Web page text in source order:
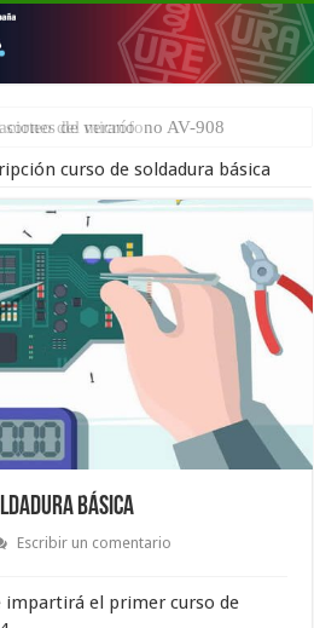
sorteo del micrófono AV-908
curso de soldadura básica
básica
Escribir un comentario
impartirá el primer curso de